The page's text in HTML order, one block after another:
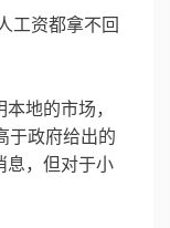
工资都拿不回
地的市场，
于政府给出的
息，但对于小